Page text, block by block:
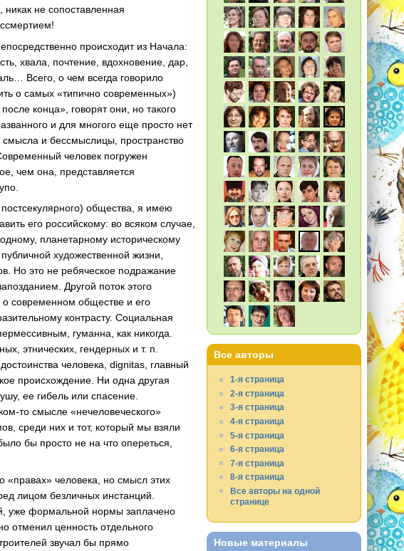
не сопоставленная
происходит из Начала:
хвала, почтение, вдохновение, дар,
Всего, о чем всегда говорило
о самых «типично современных»)
конца», говорят они, но такого
и для многого еще просто нет
смысла и бессмыслицы, пространство
человек погружен
чем она, представляется
общества, я имею
его российскому: во всяком случае,
планетарному историческому
художественной жизни,
Но это не ребяческое подражание
Другой поток этого
о современном обществе и его
контрасту. Социальная
гуманна, как никогда.
этнических, гендерных и т. п.
человека, dignitas, главный
происхождение. Ни одна другая
ее гибель или спасение.
то смысле «нечеловеческого»
среди них и тот, который мы взяли
бы просто не на что опереться,
«правах» человека, но смысл этих
лицом безличных инстанций.
уже формальной нормы заплачено
отменил ценность отдельного
звучал бы прямо
Все авторы
1-я страница
2-я страница
3-я страница
4-я страница
5-я страница
6-я страница
7-я страница
8-я страница
Все авторы на одной
странице
Новые материалы